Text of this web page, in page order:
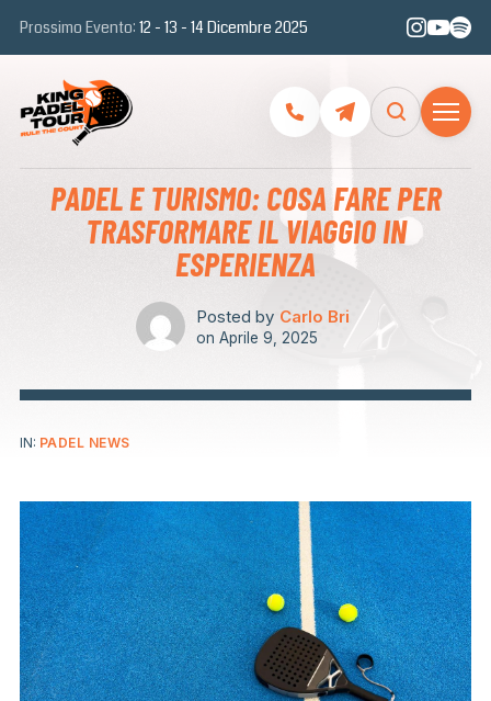
Prossimo Evento: 12 - 13 - 14 Dicembre 2025
PADEL E TURISMO: COSA FARE PER
TRASFORMARE IL VIAGGIO IN
ESPERIENZA
Posted by Carlo Bri
on Aprile 9, 2025
IN: PADEL NEWS